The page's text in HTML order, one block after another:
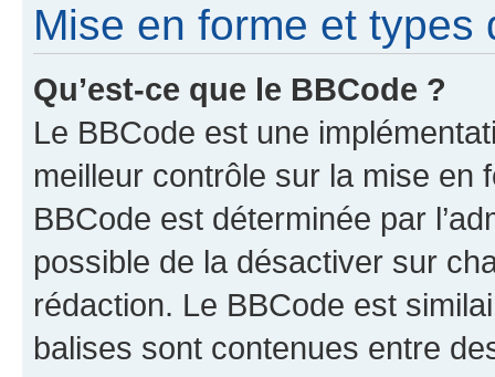
Mise en forme et types
Qu’est-ce que le BBCode ?
Le BBCode est une
meilleur contrôle sur la mise en
BBCode est déterminée par
possible de la désactiver sur
rédaction. Le BBCode est
balises sont contenues entre